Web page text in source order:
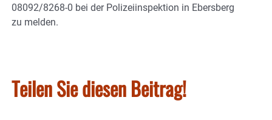
08092/8268-0 bei der Polizeiinspektion in Ebersberg
zu melden.
Teilen Sie diesen Beitrag!